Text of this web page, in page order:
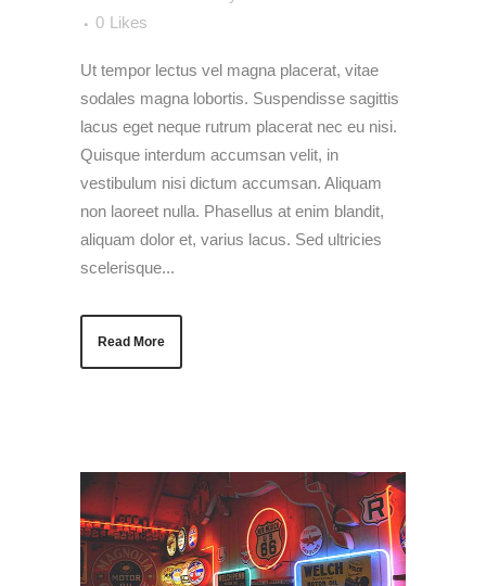
0 Likes
Ut tempor lectus vel magna placerat, vitae
sodales magna lobortis. Suspendisse sagittis
lacus eget neque rutrum placerat nec eu nisi.
Quisque interdum accumsan velit, in
vestibulum nisi dictum accumsan. Aliquam
non laoreet nulla. Phasellus at enim blandit,
aliquam dolor et, varius lacus. Sed ultricies
scelerisque...
Read More